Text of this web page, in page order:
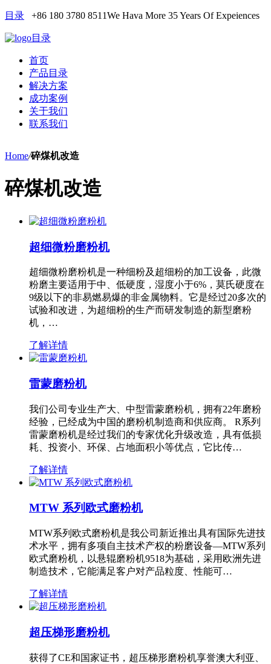
目录 +86 180 3780 8511We Hava More 35 Years Of Expeiences
目录
首页
产品目录
解决方案
成功案例
关于我们
联系我们
Home/碎煤机改造
碎煤机改造
超细微粉磨粉机
超细微粉磨粉机是一种细粉及超细粉的加工设备，此微
粉磨主要适用于中、低硬度，湿度小于6%，莫氏硬度在
9级以下的非易燃易爆的非金属物料。它是经过20多次的
试验和改进，为超细粉的生产而研发制造的新型磨粉
机，…
了解详情
雷蒙磨粉机
我们公司专业生产大、中型雷蒙磨粉机，拥有22年磨粉
经验，已经成为中国的磨粉机制造商和供应商。 R系列
雷蒙磨粉机是经过我们的专家优化升级改造，具有低损
耗、投资小、环保、占地面积小等优点，它比传…
了解详情
MTW 系列欧式磨粉机
MTW系列欧式磨粉机是我公司新近推出具有国际先进技
术水平，拥有多项自主技术产权的粉磨设备—MTW系列
欧式磨粉机，以悬辊磨粉机9518为基础，采用欧洲先进
制造技术，它能满足客户对产品粒度、性能可…
了解详情
超压梯形磨粉机
获得了CE和国家证书，超压梯形磨粉机享誉澳大利亚、